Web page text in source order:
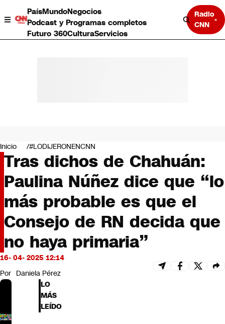
PaísMundoNegocios
Podcast y Programas completos
Futuro 360CulturaServicios
Radio
CNN
Negocios
Deportes
Programas completos
Cultura
Servicios
Bits
CNN Data
CNN tiempo
Futuro 360
Opinión
Inicio #LODIJERONENCNN
Tras dichos de Chahuán:
Paulina Núñez dice que “lo
más probable es que el
Consejo de RN decida que
no haya primaria”
16- 04- 2025 12:14
Por Daniela Pérez
LO
MÁS
LEÍDO